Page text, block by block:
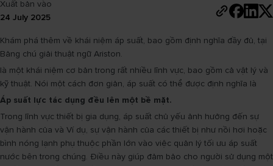
Xuất bản vào
24 July 2025
Khám phá thêm về khái niệm áp suất, bao gồm định nghĩa đầy đủ, tại
Bảng chú giải thuật ngữ Ariston.
là một khái niệm cơ bản trong rất nhiều lĩnh vực, bao gồm cả vật lý và
kỹ thuật. Nói một cách đơn giản, áp suất có thể được định nghĩa là
Áp suất lực tác dụng đều lên một bề mặt.
Trong lĩnh vực thiết bị gia dụng, áp suất chủ yếu ảnh hưởng đến sự
vận hành của và Ví dụ, sự vận hành của các thiết bị như nồi hơi hoặc
bình nóng lạnh phụ thuộc phần lớn vào việc quản lý tối ưu áp suất
nước bên trong chúng. Điều này giúp đảm bảo cho người sử dụng một